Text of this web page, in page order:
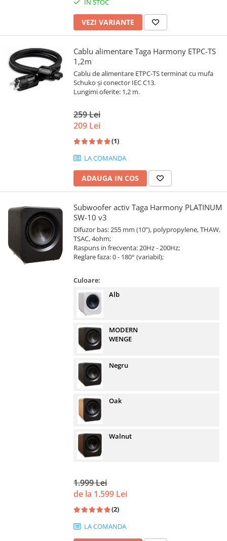
IN STOC
VEZI VARIANTE
Cablu alimentare Taga Harmony ETPC-TS
1,2m
Cablu de alimentare ETPC-TS terminat cu mufa
Schuko și conector IEC C13.
Lungimi oferite: 1,2 m.
259 Lei
209 Lei
(1)
LA COMANDA
ADAUGA IN COS
Subwoofer activ Taga Harmony PLATINUM
SW-10 v3
Difuzor bas: 255 mm (10”), polypropylene, THAW,
TSAC, 4ohm;
Raspuns in frecventa: 20Hz - 200Hz;
Reglare faza: 0 - 180° (variabil);
Culoare:
Alb
MODERN
WENGE
Negru
Oak
Walnut
1.999 Lei
de la 1.599 Lei
(2)
LA COMANDA